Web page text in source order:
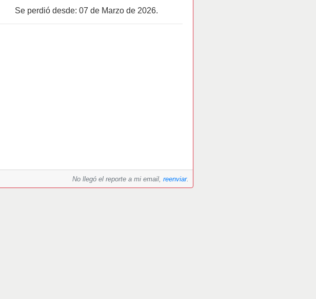
Se perdió desde: 07 de Marzo de 2026.
No llegó el reporte a mi email, reenviar.